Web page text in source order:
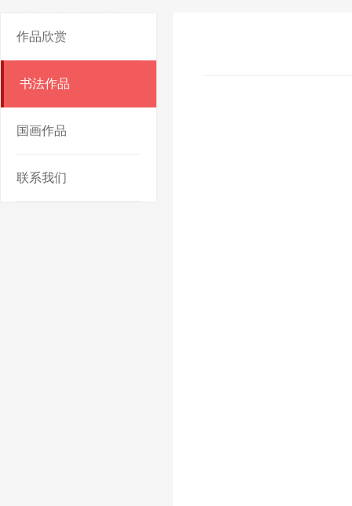
作品欣赏
书法作品
国画作品
联系我们